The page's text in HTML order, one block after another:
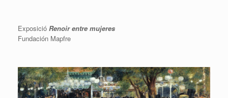
Exposició Renoir entre mujeres
Fundación Mapfre